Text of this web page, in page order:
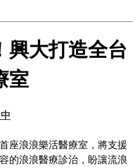
興大打造全台
室
座浪浪樂活醫療室，將支援
的浪浪醫療診治，盼讓流浪